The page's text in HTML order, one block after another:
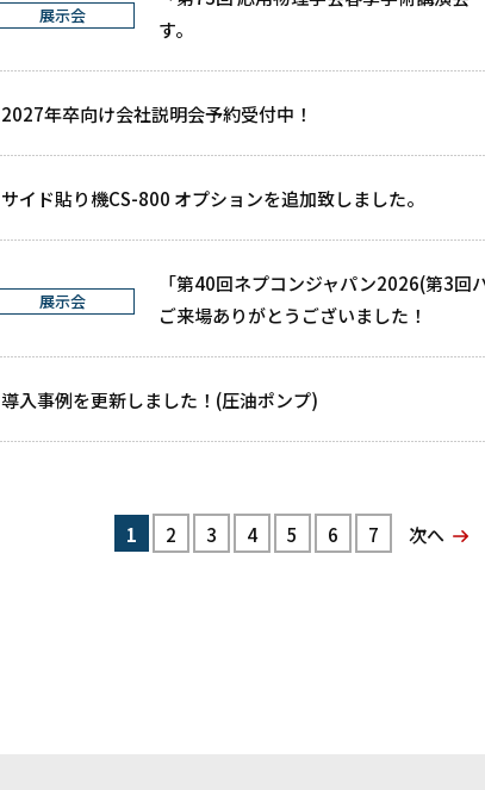
展示会
す。
2027年卒向け会社説明会予約受付中！
サイド貼り機CS-800 オプションを追加致しました。
展示会
「第40回ネプコンジャパン2026(第3回
ご来場ありがとうございました！
導入事例を更新しました！(圧油ポンプ)
1 2 3 4 5 6 7 次へ